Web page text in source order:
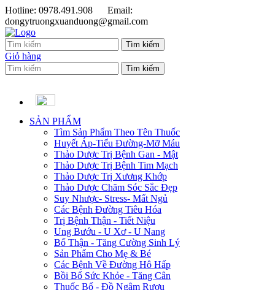
Hotline: 0978.491.908
Email:
dongytruongxuanduong@gmail.com
Giỏ hàng
SẢN PHẨM
Tìm Sản Phẩm Theo Tên Thuốc
Huyết Áp-Tiểu Đường-Mỡ Máu
Thảo Dược Trị Bệnh Gan - Mật
Thảo Dược Trị Bệnh Tim Mạch
Thảo Dược Trị Xương Khớp
Thảo Dược Chăm Sóc Sắc Đẹp
Suy Nhược- Stress- Mất Ngủ
Các Bệnh Đường Tiêu Hóa
Trị Bệnh Thận - Tiết Niệu
Ung Bướu - U Xơ - U Nang
Bổ Thận - Tăng Cường Sinh Lý
Sản Phẩm Cho Mẹ & Bé
Các Bệnh Về Đường Hô Hấp
Bồi Bổ Sức Khỏe - Tăng Cân
Thuốc Bổ - Đồ Ngâm Rượu